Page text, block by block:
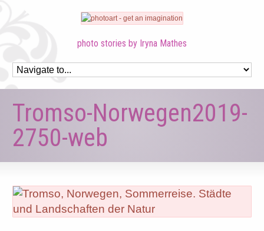
photo stories by Iryna Mathes
Tromso-Norwegen2019-
2750-web